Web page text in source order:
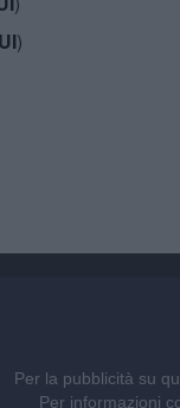
)
Per la pubblicità su
Per informazioni